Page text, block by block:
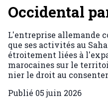
Occidental
L'entreprise allemande
que ses activités au
étroitement liées à
marocaines sur le
nier le droit au
Publié 05 juin 2026